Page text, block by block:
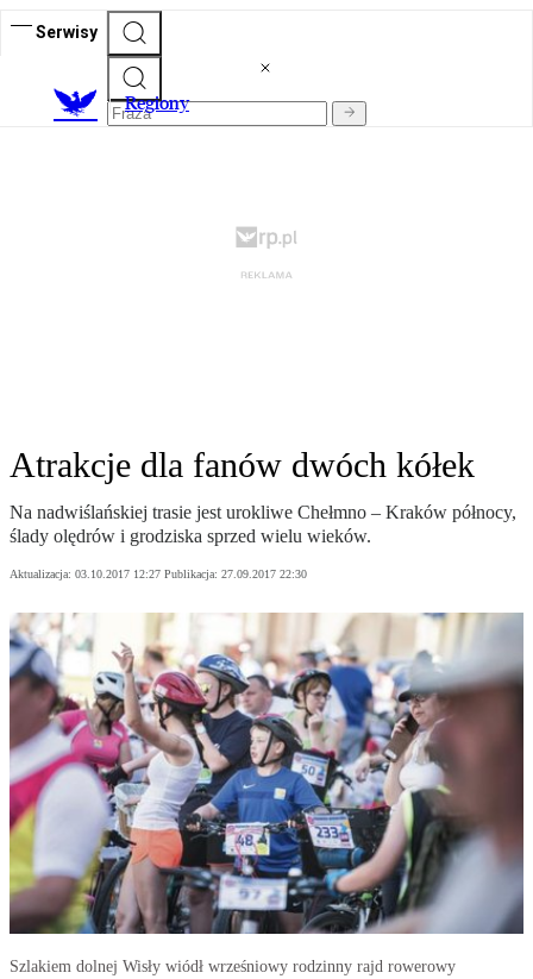
Serwisy
Regiony
Atrakcje dla fanów dwóch kółek
Na nadwiślańskiej trasie jest urokliwe Chełmno – Kraków północy,
ślady olędrów i grodziska sprzed wielu wieków.
Aktualizacja: 03.10.2017 12:27 Publikacja: 27.09.2017 22:30
Szlakiem dolnej Wisły wiódł wrześniowy rodzinny rajd rowerowy